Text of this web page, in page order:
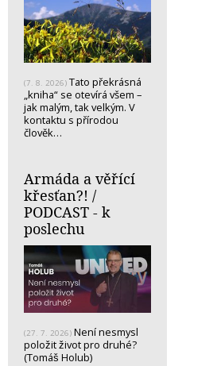
(7. 8. 2026) Tato překrásná
„kniha“ se otevírá všem –
jak malým, tak velkým. V
kontaktu s přírodou
člověk…
Armáda a věřící
křesťan?! /
PODCAST - k
poslechu
(27. 7. 2026) Není nesmysl
položit život pro druhé?
(Tomáš Holub)